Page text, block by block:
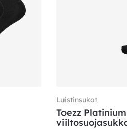
Luistinsukat
Toezz Platinium